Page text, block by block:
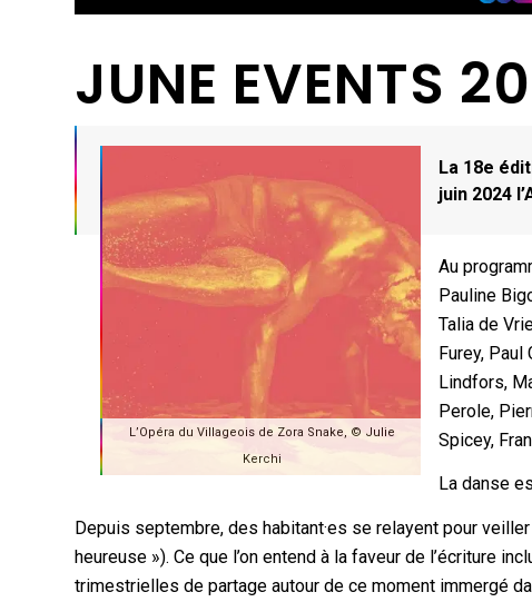
JUNE EVENTS
L’Opéra du Villageois de Zora Snake, ©️ Julie
Kerchi
La 18e
juin 2024
Au
Pauline
Talia de
Furey, Paul
Lindfors,
Perole,
Spicey,
La danse
Depuis septembre, des habitant·es se relayent pour
heureuse »). Ce que l’on entend à la faveur de l’écriture
trimestrielles de partage autour de ce moment immergé